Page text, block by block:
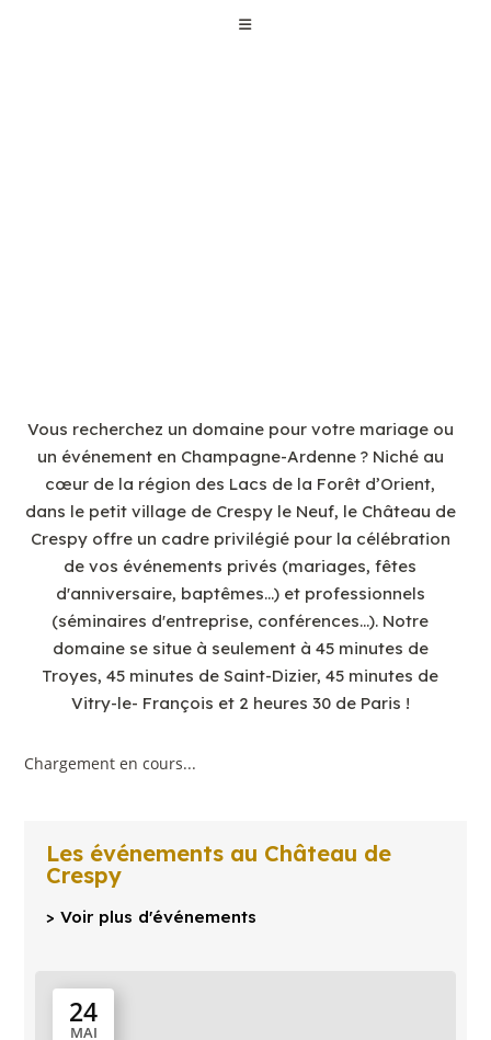
Vous recherchez un domaine pour votre mariage ou
un événement en Champagne-Ardenne ? Niché au
cœur de la région des Lacs de la Forêt d’Orient,
dans le petit village de Crespy le Neuf, le Château de
Crespy offre un cadre privilégié pour la célébration
de vos événements privés (mariages, fêtes
d'anniversaire, baptêmes…) et professionnels
(séminaires d'entreprise, conférences…). Notre
domaine se situe à seulement à 45 minutes de
Troyes, 45 minutes de Saint-Dizier, 45 minutes de
Vitry-le- François et 2 heures 30 de Paris !
Chargement en cours...
Les événements au Château de
Crespy
> Voir plus d'événements
24
MAI